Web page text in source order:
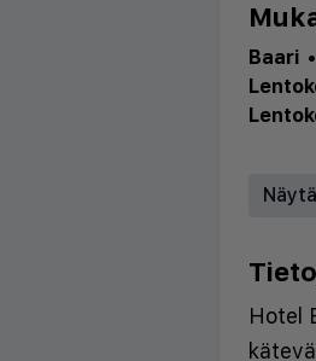
Baari •
Hotel